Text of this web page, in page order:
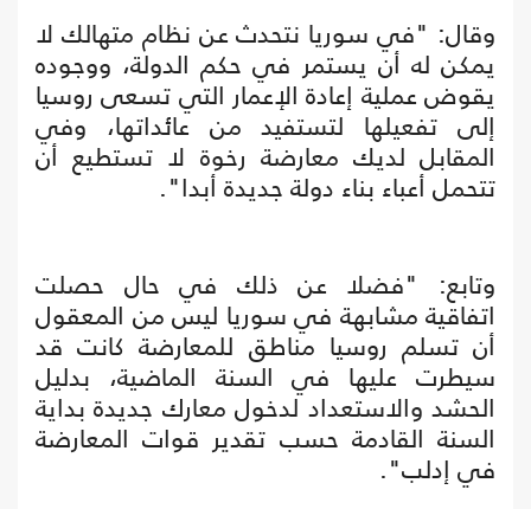
وقال: "في سوريا نتحدث عن نظام متهالك لا
يمكن له أن يستمر في حكم الدولة، ووجوده
يقوض عملية إعادة الإعمار التي تسعى روسيا
إلى تفعيلها لتستفيد من عائداتها، وفي
المقابل لديك معارضة رخوة لا تستطيع أن
تتحمل أعباء بناء دولة جديدة أبدا".
وتابع: "فضلا عن ذلك في حال حصلت
اتفاقية مشابهة في سوريا ليس من المعقول
أن تسلم روسيا مناطق للمعارضة كانت قد
سيطرت عليها في السنة الماضية، بدليل
الحشد والاستعداد لدخول معارك جديدة بداية
السنة القادمة حسب تقدير قوات المعارضة
في إدلب".